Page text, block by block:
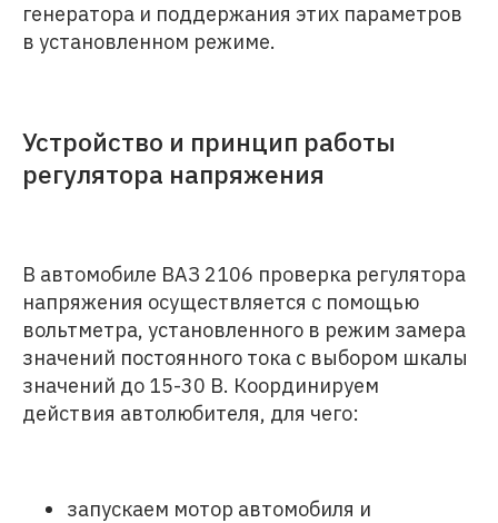
генератора и поддержания этих параметров
в установленном режиме.
Устройство и принцип работы
регулятора напряжения
В автомобиле ВАЗ 2106 проверка регулятора
напряжения осуществляется с помощью
вольтметра, установленного в режим замера
значений постоянного тока с выбором шкалы
значений до 15-30 В. Координируем
действия автолюбителя, для чего:
запускаем мотор автомобиля и